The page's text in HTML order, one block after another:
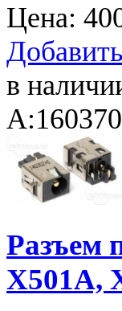
Цена:
в
A:160370
Разъем
X501A,